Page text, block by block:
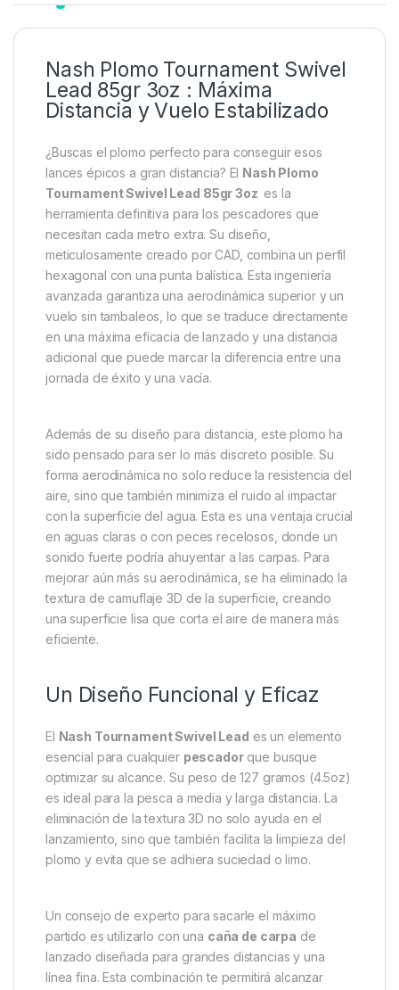
Descripción Specification
Nash Plomo Tournament Swivel
Lead 85gr 3oz : Máxima
Distancia y Vuelo Estabilizado
¿Buscas el plomo perfecto para conseguir esos
lances épicos a gran distancia? El
herramienta definitiva para los pescadores que
necesitan cada metro extra. Su diseño,
meticulosamente creado por CAD, combina un perfil
hexagonal con una punta balística. Esta ingeniería
avanzada garantiza una aerodinámica superior y un
vuelo sin tambaleos, lo que se traduce directamente
en una máxima eficacia de lanzado y una distancia
adicional que puede marcar la diferencia entre una
jornada de éxito y una vacía.
forma aerodinámica no solo reduce la resistencia del
aire, sino que también minimiza el ruido al impactar
con la superficie del agua. Esta es una ventaja crucial
en aguas claras o con peces recelosos, donde un
sonido fuerte podría ahuyentar a las carpas. Para
mejorar aún más su aerodinámica, se ha eliminado la
textura de camuflaje 3D de la superficie, creando
una superficie lisa que corta el aire de manera más
eficiente.
Un Diseño Funcional y Eficaz
ElNash Tournament Swivel Leades un elemento
esencial para cualquierpescadorque busque